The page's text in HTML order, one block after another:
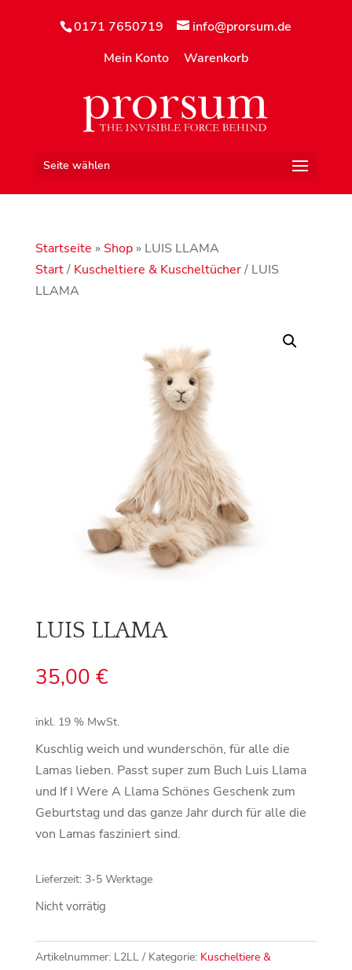
0171 7650719
info@prorsum.de
Mein Konto
Warenkorb
Seite wählen
Startseite » Shop» LUIS LLAMA
Start/ Kuscheltiere & Kuscheltücher/ LUIS
LLAMA
LUIS LLAMA
35,00 €
inkl. 19 % MwSt.
Kuschlig weich und wunderschön, für alle die
Lamas lieben. Passt super zum Buch Luis Llama
und If I Were A Llama Schönes Geschenk zum
Geburtstag und das ganze Jahr durch für alle die
von Lamas fasziniert sind.
Lieferzeit: 3-5 Werktage
Nicht vorrätig
Artikelnummer: L2LL Kategorie: Kuscheltiere &